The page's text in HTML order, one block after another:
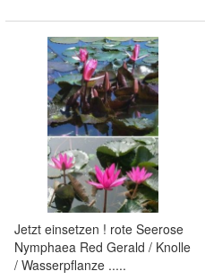
Jetzt einsetzen ! rote Seerose
Nymphaea Red Gerald / Knolle
/ Wasserpflanze .....